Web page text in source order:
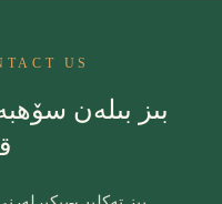
US
بىز بىلەن